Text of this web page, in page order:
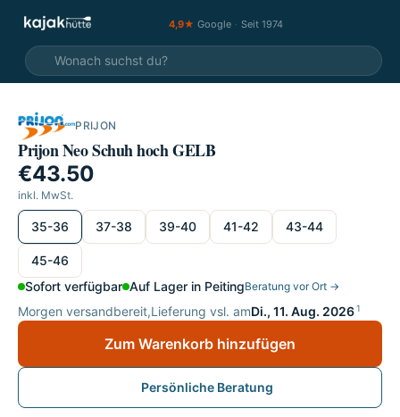
4,9★ Google · Seit 1974
PRIJON
Prijon Neo Schuh hoch GELB
€43.50
inkl. MwSt.
wählen
35-36 37-38 39-40 41-42 43-44
45-46
Sofort verfügbar Auf Lager in PeitingBeratung vor Ort →
Morgen versandbereit,Lieferung vsl. amDi., 11. Aug. 20261
Zum Warenkorb hinzufügen
Persönliche Beratung